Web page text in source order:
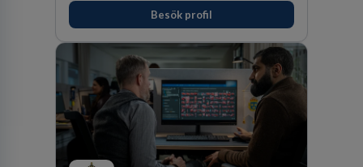
fler medarbetare som vill göra skillnad.
Besök profil